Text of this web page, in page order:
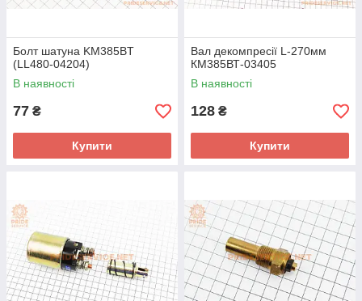
Болт шатуна KM385BT
(LL480-04204)
В наявності
77 ₴
Купити
Вал декомпресії L-270мм
КМ385ВТ-03405
В наявності
128 ₴
Купити